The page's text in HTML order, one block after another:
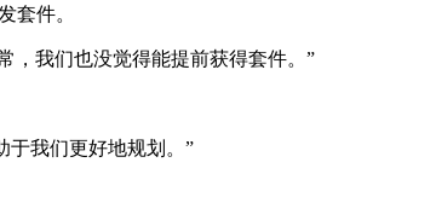
套件。
，我们也没觉得能提前获得套件。”
于我们更好地规划。”